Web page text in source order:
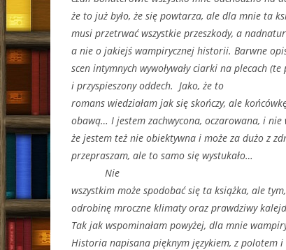
że to już było, że się powtarza, ale dla mnie ta
musi przetrwać wszystkie przeszkody, a
a nie o jakiejś wampirycznej historii. Barwne
scen intymnych wywoływały ciarki na plecach
i przyspieszony oddech. Jako, że to
romans wiedziałam jak się skończy, ale
obawą… I jestem zachwycona, oczarowana, i nie
że jestem też nie obiektywna i może za dużo z
przepraszam, ale to samo się wystukało…
Nie
wszystkim może spodobać się ta książka, ale
odrobinę mroczne klimaty oraz prawdziwy
Tak jak wspominałam powyżej, dla mnie
Historia napisana pięknym językiem, z polotem